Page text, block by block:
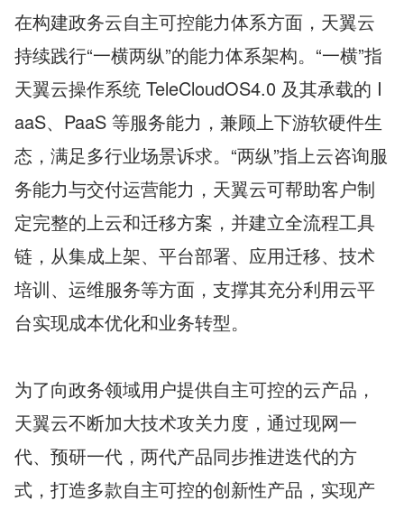
在构建政务云自主可控能力体系方面，天翼云
持续践行“一横两纵”的能力体系架构。“一横”指
天翼云操作系统 TeleCloudOS4.0 及其承载的 I
aaS、PaaS 等服务能力，兼顾上下游软硬件生
态，满足多行业场景诉求。“两纵”指上云咨询服
务能力与交付运营能力，天翼云可帮助客户制
定完整的上云和迁移方案，并建立全流程工具
链，从集成上架、平台部署、应用迁移、技术
培训、运维服务等方面，支撑其充分利用云平
台实现成本优化和业务转型。
为了向政务领域用户提供自主可控的云产品，
天翼云不断加大技术攻关力度，通过现网一
代、预研一代，两代产品同步推进迭代的方
式，打造多款自主可控的创新性产品，实现产